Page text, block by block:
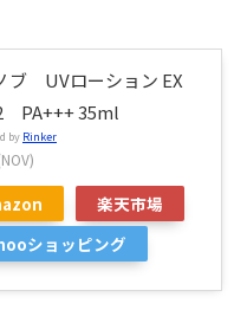
ブ UVローション EX
PA+++ 35ml
by Rinker
楽天市場
ショッピング